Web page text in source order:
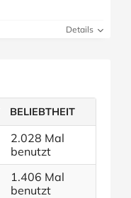
Details
BELIEBTHEIT
2.028 Mal
benutzt
1.406 Mal
benutzt